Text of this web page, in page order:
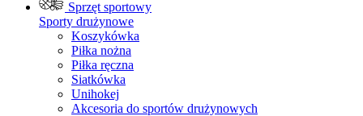
Sprzęt sportowy
Sporty drużynowe
Koszykówka
Piłka nożna
Piłka ręczna
Siatkówka
Unihokej
Akcesoria do sportów drużynowych